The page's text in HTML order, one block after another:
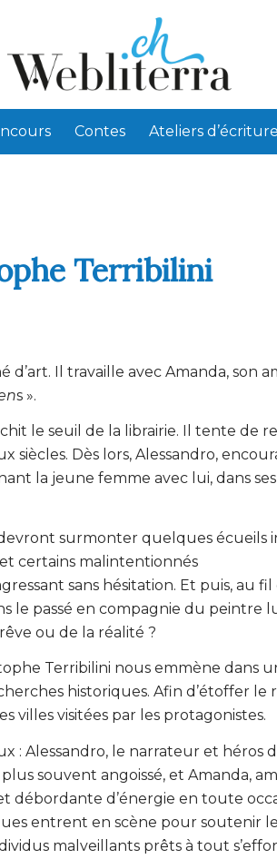
Contes Ateliers d’écriture
Terribilini
Il travaille avec Amanda, son
s ».
le seuil de la librairie. Il tente de
Dès lors, Alessandro,
la jeune femme avec lui, dans
surmonter quelques écueils
certains malintentionnés
sans hésitation. Et puis, au fil
le passé en compagnie du peintre
ou de la réalité ?
Terribilini nous emmène dans
historiques. Afin d’étoffer le
villes visitées par les protagonistes.
: Alessandro, le narrateur et héros
souvent angoissé, et Amanda,
débordante d’énergie en toute
entrent en scène pour soutenir
malveillants prêts à tout